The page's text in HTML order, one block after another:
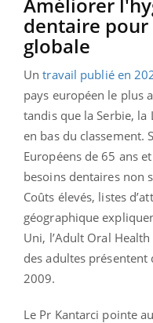
dentaire
globale
Untravail publié en
pays européen le plus
tandis que la Serbie,
en bas du classement.
Européens de 65 ans
besoins dentaires non
Coûts élevés, listes
géographique
Uni, l’Adult Oral
des adultes présentent
2009.
Le Pr Kantarci pointe